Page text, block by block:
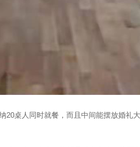
20桌人同时就餐，而且中间能摆放婚礼